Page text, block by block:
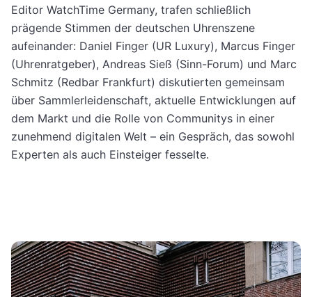
Editor WatchTime Germany, trafen schließlich
prägende Stimmen der deutschen Uhrenszene
aufeinander: Daniel Finger (UR Luxury), Marcus Finger
(Uhrenratgeber), Andreas Sieß (Sinn-Forum) und Marc
Schmitz (Redbar Frankfurt) diskutierten gemeinsam
über Sammlerleidenschaft, aktuelle Entwicklungen auf
dem Markt und die Rolle von Communitys in einer
zunehmend digitalen Welt – ein Gespräch, das sowohl
Experten als auch Einsteiger fesselte.